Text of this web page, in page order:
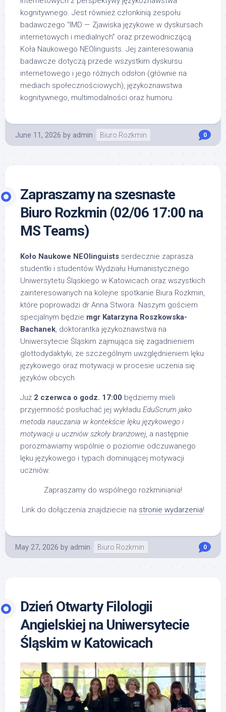
kognitywnego. Jest również członkinią zespołu
badawczego “IMD — Zjawiska językowe w dyskursach
internetowych i medialnych” oraz przewodniczącą
Koła Naukowego NEOlinguists. Jej zainteresowania
badawcze dotyczą przede wszystkim dyskursu
internetowego i jego różnych odsłon (głównie na
mediach społecznościowych), językoznawstwa
kognitywnego, multimodalności oraz humoru.
June 11, 2026 by admin Biuro Rozkmin 0
Zapraszamy na szesnaste
Biuro Rozkmin (02/06 17:00 na
MS Teams)
Koło Naukowe NEOlinguists serdecznie zaprasza
studentki i studentów Wydziału Humanistycznego
Uniwersytetu Śląskiego w Katowicach oraz wszystkich
zainteresowanych na kolejne spotkanie Biura Rozkmin,
które poprowadzi dr Anna Stwora. Naszym gościem
specjalnym będzie mgr Katarzyna Roszkowska-
Bachanek, doktorantka językoznawstwa na
Uniwersytecie Śląskim zajmująca się zagadnieniem
glottodydaktyki, ze szczególnym uwzględnieniem lęku
językowego oraz motywacji w procesie uczenia się
języków obcych.
Już 2 czerwca o godz. 17:00 będziemy mieli
przyjemność posłuchać jej wykładu EduScrum jako
metoda nauczania w kontekście lęku językowego i
motywacji u uczniów szkoły branżowej, a następnie
porozmawiamy wspólnie o poziomie odczuwanego
lęku językowego i typach dominującej motywacji
uczniów.
Zapraszamy do wspólnego rozkminiania!
Link do dołączenia znajdziecie na stronie wydarzenia!
May 27, 2026 by admin Biuro Rozkmin 0
Dzień Otwarty Filologii
Angielskiej na Uniwersytecie
Śląskim w Katowicach